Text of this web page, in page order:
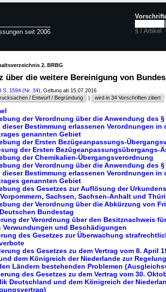
seit 2006 § / Artikel
2. BRBG
über die weitere Bereinigung von
S. 1594 (Nr. 34); Geltung ab 15.07.2016
/ Entwurf / Begründung | wird in 34 Vorschriften zitiert
der Verordnung über die Anwendung des
dieser Bestimmung erlassenen Verordnungen in
genannten Gebiet
der Ersten Bezügeanpassungs-
der Ersten Bezügeanpassungsübergangs-
der Chemikalien-Übergangsverordnung
der Verordnung über die Anwendung des
dieser Bestimmung erlassenen Verordnungen in
genannten Gebiet
des Gesetzes zur Auflösung der
Sachsen, Sachsen-Anhalt und
der Verordnung über die Abkürzung von
Bundestag
der Verordnung über den Besitznachweis
Verwundungen und Beschädigungen
des Gesetzes zur Überwachung
des Gesetzes zu dem Vertrag vom 8. April
dem Königreich der Niederlande zur
Ländern bestehenden Problemen
des Gesetzes zu dem Vertrag vom 30.
Deutschland und dem Königreich der